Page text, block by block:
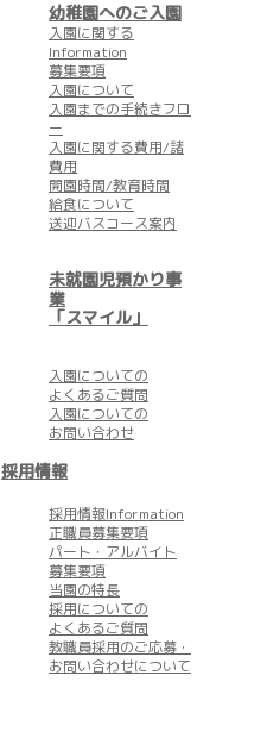
幼稚園へのご入園
入園に関する
Information
募集要項
入園について
入園までの手続きフロ
ー
入園に関する費用/諸
費用
開園時間/教育時間
給食について
送迎バスコース案内
未就園児預かり事
業
「スマイル」
入園についての
よくあるご質問
入園についての
お問い合わせ
採用情報
採用情報Information
正職員募集要項
パート・アルバイト
募集要項
当園の特長
採用についての
よくあるご質問
教職員採用のご応募・
お問い合わせについて